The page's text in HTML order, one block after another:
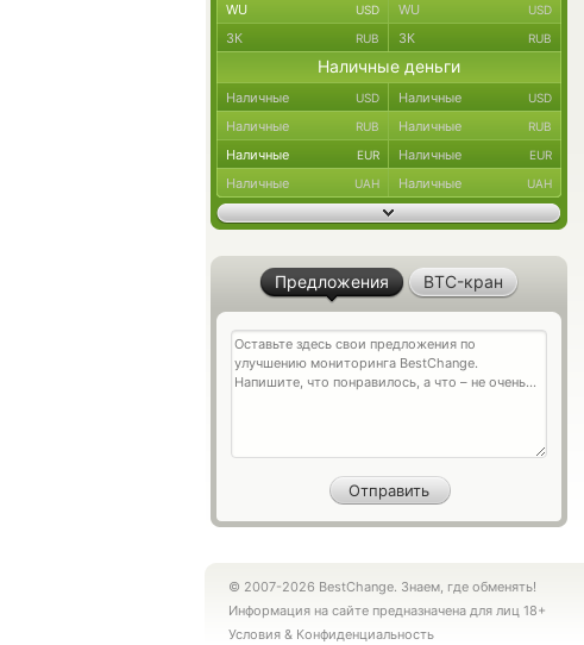
WU USD WU USD
ЗК RUB ЗК RUB
Наличные деньги
Наличные USD Наличные USD
Наличные RUB Наличные RUB
Наличные EUR Наличные EUR
Наличные UAH Наличные UAH
Предложения BTC-кран
© 2007-2026 BestChange. Знаем, где обменять!
Информация на сайте предназначена для лиц 18+
Условия & Конфиденциальность